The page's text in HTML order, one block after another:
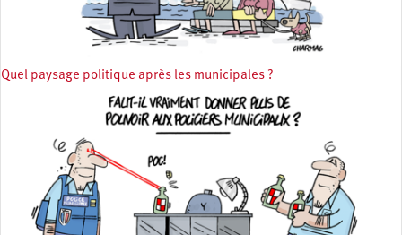
Quel paysage politique après les municipales ?